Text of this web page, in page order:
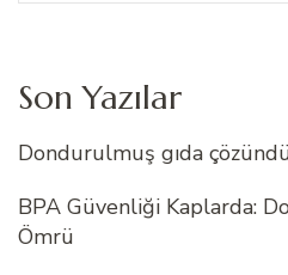
Son Yazılar
Dondurulmuş gıda
BPA Güvenliği Kaplarda:
Ömrü